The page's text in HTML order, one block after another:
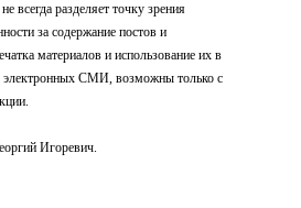
всегда разделяет точку зрения
за содержание постов и
материалов и использование их в
СМИ, возможны только с
Игоревич.